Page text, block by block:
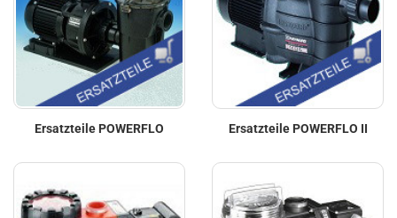
Ersatzteile POWERFLO Ersatzteile POWERFLO II